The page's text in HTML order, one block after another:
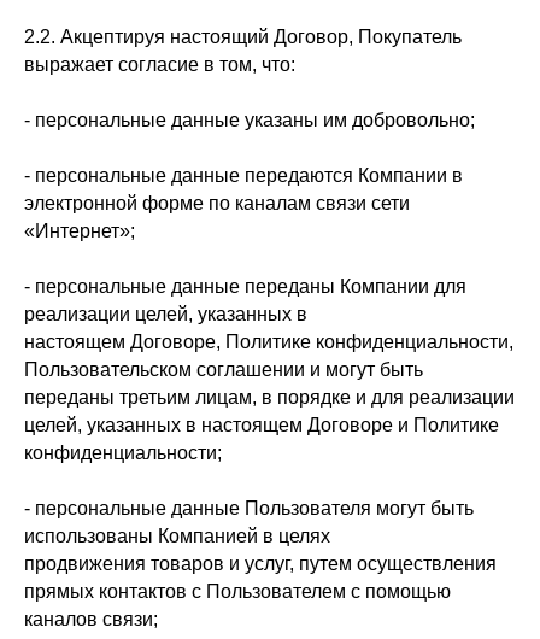
2.2. Акцептируя настоящий Договор, Покупатель
выражает согласие в том, что:
- персональные данные указаны им добровольно;
- персональные данные передаются Компании в
электронной форме по каналам связи сети
«Интернет»;
- персональные данные переданы Компании для
реализации целей, указанных в
настоящем Договоре, Политике конфиденциальности,
Пользовательском соглашении и могут быть
переданы третьим лицам, в порядке и для реализации
целей, указанных в настоящем Договоре и Политике
конфиденциальности;
- персональные данные Пользователя могут быть
использованы Компанией в целях
продвижения товаров и услуг, путем осуществления
прямых контактов с Пользователем с помощью
каналов связи;